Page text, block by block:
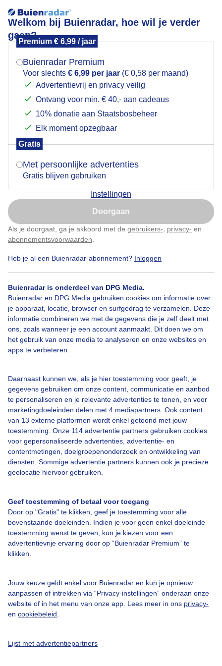
Welkom bij Buienradar, hoe wil je verder
gaan?
Premium € 6,99 / jaar
Buienradar Premium
Voor slechts € 6,99 per jaar (€ 0,58 per maand)
Advertentievrij en privacy veilig
Ontvang voor min. € 40,- aan cadeaus
10% donatie aan Staatsbosbeheer
Elk moment opzegbaar
Gratis
Met persoonlijke advertenties
Gratis blijven gebruiken
Instellingen
Doorgaan
Als je doorgaat, ga je akkoord met de gebruikers- privacy- en
abonnementsvoorwaarden
Heb je al een Buienradar-abonnement? Inloggen
Buienradar is onderdeel van DPG Media.
Buienradar en DPG Media gebruiken cookies om informatie over
je apparaat, locatie, browser en surfgedrag te verzamelen. Deze
informatie combineren we met de gegevens die je zelf deelt met
ons, zoals wanneer je een account aanmaakt. Dit doen we om
het gebruik van onze media te analyseren en onze websites en
apps te verbeteren.
Daarnaast kunnen we, als je hier toestemming voor geeft, je
gegevens gebruiken om onze content, communicatie en aanbod
te personaliseren en je relevante advertenties te tonen, en voor
marketingdoeleinden delen met 4 mediapartners. Ook content
van 13 externe platformen wordt enkel getoond met jouw
toestemming. Onze 114 advertentie partners gebruiken cookies
voor gepersonaliseerde advertenties, advertentie- en
contentmetingen, doelgroepenonderzoek en ontwikkeling van
diensten. Sommige advertentie partners kunnen ook je precieze
geolocatie hiervoor gebruiken.
Geef toestemming of betaal voor toegang
Door op "Gratis" te klikken, geef je toestemming voor alle
bovenstaande doeleinden. Indien je voor geen enkel doeleinde
toestemming wenst te geven, kun je kiezen voor een
advertentievrije ervaring door op “Buienradar Premium” te
klikken.
Jouw keuze geldt enkel voor Buienradar en kun je opnieuw
aanpassen of intrekken via “Privacy-instellingen” onderaan onze
website of in het menu van onze app. Lees meer in ons privacy-
en cookiebeleid
Lijst met advertentiepartners
De laatste bladeren worden opgeruimd.
Hilversum tussen de middag.
Winter Wolken Wind
Bekijk slideshow
Een moment geduld aub...
Bedrijfsgegevens
Veelgestelde vragen
Contact
Adverteren
Buienradar Team
Cookie beleid
Mogen we je locatie gebruiken voor het
Indien je hier nog geen akkoord op hebt gegeven,
verschijnt er zo een pop-up uit je browser waarin
Is goed, toon de popup
Nu niet, misschien later
Klik hierom dit aan te passen